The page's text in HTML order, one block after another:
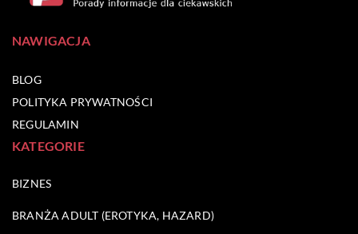
NAWIGACJA
BLOG
POLITYKA PRYWATNOŚCI
REGULAMIN
KATEGORIE
BIZNES
BRANŻA ADULT (EROTYKA, HAZARD)